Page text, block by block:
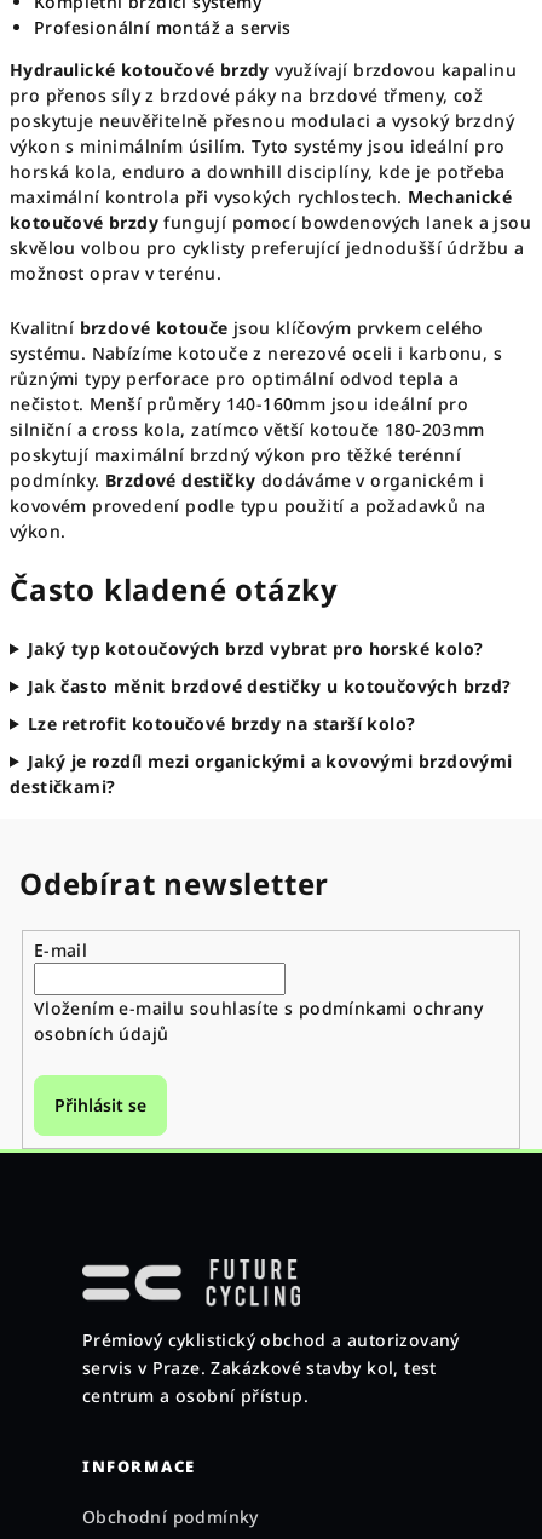
Profesionální montáž a servis
Hydraulické kotoučové brzdy využívají brzdovou kapalinu
pro přenos síly z brzdové páky na brzdové třmeny, což
poskytuje neuvěřitelně přesnou modulaci a vysoký brzdný
výkon s minimálním úsilím. Tyto systémy jsou ideální pro
horská kola, enduro a downhill disciplíny, kde je potřeba
maximální kontrola při vysokých rychlostech. Mechanické
kotoučové brzdy fungují pomocí bowdenových lanek a jsou
skvělou volbou pro cyklisty preferující jednodušší údržbu a
možnost oprav v terénu.
Kvalitní brzdové kotouče jsou klíčovým prvkem celého
systému. Nabízíme kotouče z nerezové oceli i karbonu, s
různými typy perforace pro optimální odvod tepla a
nečistot. Menší průměry 140-160mm jsou ideální pro
silniční a cross kola, zatímco větší kotouče 180-203mm
poskytují maximální brzdný výkon pro těžké terénní
podmínky. Brzdové destičky dodáváme v organickém i
kovovém provedení podle typu použití a požadavků na
výkon.
Často kladené otázky
Jaký typ kotoučových brzd vybrat pro horské kolo?
Jak často měnit brzdové destičky u kotoučových brzd?
Lze retrofit kotoučové brzdy na starší kolo?
Jaký je rozdíl mezi organickými a kovovými brzdovými
destičkami?
Odebírat newsletter
E-mail
Vložením e-mailu souhlasíte s podmínkami ochrany
osobních údajů
Přihlásit se
Prémiový cyklistický obchod a autorizovaný
servis v Praze. Zakázkové stavby kol, test
centrum a osobní přístup.
INFORMACE
Obchodní podmínky